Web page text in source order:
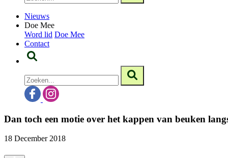
Nieuws
Doe Mee
Word lid Doe Mee
Contact
Dan toch een motie over het kappen van beuken
18 December 2018